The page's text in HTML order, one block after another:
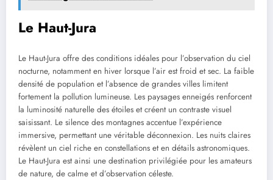
Le Haut-Jura
Le Haut-Jura offre des conditions idéales pour l’observation du ciel
nocturne, notamment en hiver lorsque l’air est froid et sec. La faible
densité de population et l’absence de grandes villes limitent
fortement la pollution lumineuse. Les paysages enneigés renforcent
la luminosité naturelle des étoiles et créent un contraste visuel
saisissant. Le silence des montagnes accentue l’expérience
immersive, permettant une véritable déconnexion. Les nuits claires
révèlent un ciel riche en constellations et en détails astronomiques.
Le Haut-Jura est ainsi une destination privilégiée pour les amateurs
de nature, de calme et d’observation céleste.